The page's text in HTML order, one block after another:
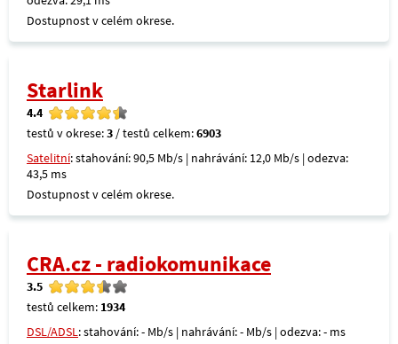
Dostupnost v celém okrese.
Starlink
4.4
testů v okrese:3 / testů celkem:6903
Satelitní: stahování: 90,5 Mb/s | nahrávání: 12,0 Mb/s | odezva:
43,5 ms
Dostupnost v celém okrese.
CRA.cz - radiokomunikace
3.5
testů celkem: 1934
DSL/ADSL: stahování: - Mb/s | nahrávání: - Mb/s | odezva: - ms